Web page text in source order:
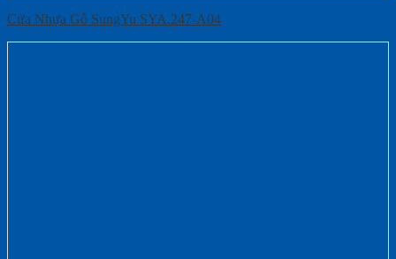
Cửa Nhựa Gỗ SungYu SYA.247-A04